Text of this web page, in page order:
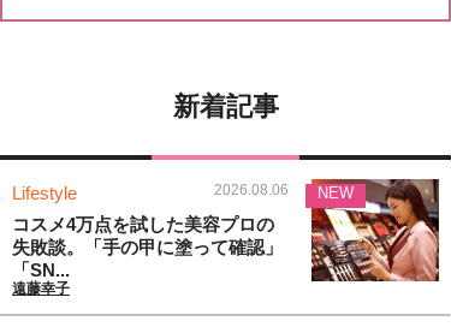
新着記事
Lifestyle 2026.08.06
コスメ4万点を試した美容プロの
失敗談。「手の甲に塗って確認」
「SN...
遠藤幸子
NEW